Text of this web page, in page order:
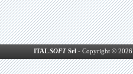
ITALSOFT Srl - Copyright ©